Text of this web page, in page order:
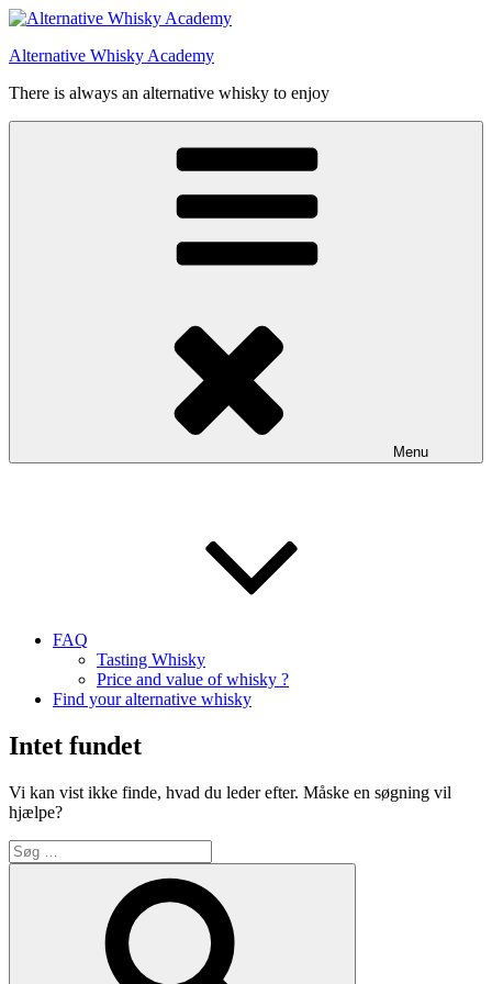
Videre
indhold
Alternative Whisky Academy
There is always an alternative whisky to enjoy
Menu
FAQ
Tasting Whisky
Price and value of whisky ?
Find your alternative whisky
Intet fundet
Vi kan vist ikke finde, hvad du leder efter. Måske en søgning vil
hjælpe?
Søg
efter: